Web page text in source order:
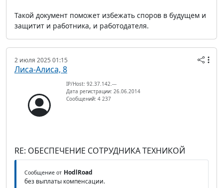
Такой документ поможет избежать споров в будущем и
защитит и работника, и работодателя.
2 июля 2025 01:15
Лиса-Алиса, 8
IP/Host: 92.37.142.---
Дата регистрации: 26.06.2014
Сообщений: 4 237
RE: ОБЕСПЕЧЕНИЕ СОТРУДНИКА ТЕХНИКОЙ
Сообщение от HodlRoad
без выплаты компенсации.